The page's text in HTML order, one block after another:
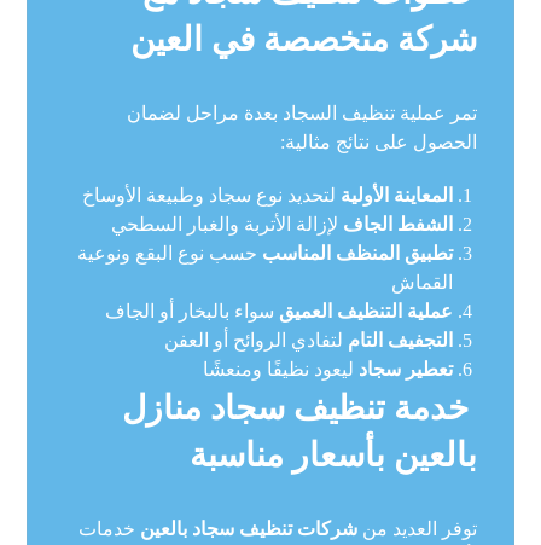
شركة متخصصة في العين
تمر عملية تنظيف السجاد بعدة مراحل لضمان
الحصول على نتائج مثالية:
المعاينة الأولية لتحديد نوع سجاد وطبيعة الأوساخ
الشفط الجاف لإزالة الأتربة والغبار السطحي
تطبيق المنظف المناسب حسب نوع البقع ونوعية
القماش
عملية التنظيف العميق سواء بالبخار أو الجاف
التجفيف التام لتفادي الروائح أو العفن
تعطير سجاد ليعود نظيفًا ومنعشًا
خدمة تنظيف سجاد منازل
بالعين بأسعار مناسبة
توفر العديد منشركات تنظيف سجاد بالعين خدمات